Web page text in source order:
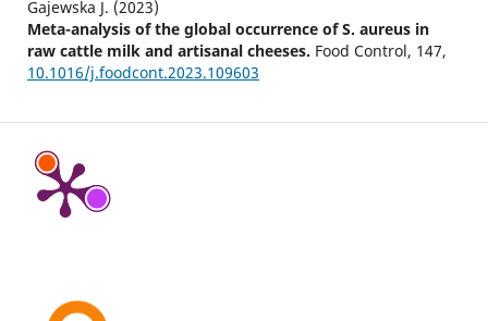
Gajewska J. (2023)
Meta-analysis of the global occurrence of S. aureus in
raw cattle milk and artisanal cheeses. Food Control, 147,
10.1016/j.foodcont.2023.109603